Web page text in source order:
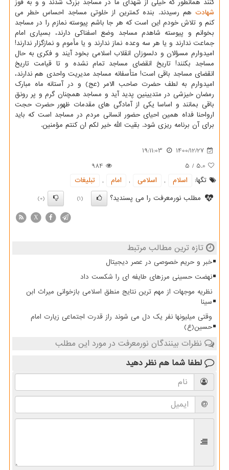
کنند همانطور که خیلی از شهدای ما در مساجد بزرگ شدند و و به فوز
شهادت هم رسیدند. بنده کمترین از خلوتی مساجد احساس خطر می
کنم و تلاش خودم این است که هر جا باشم پیوسته نمازم را در مساجد
بخوانم و پیوسته شاهدم مساجد وضع اسفناکی دارند، بسیاری امام
جماعت ندارند و یا هر سه وعده نماز ندارند و یا مأموم و نمازگزار ندارند!
امیدوارم مسؤلان و دلسوزان انقلاب اسلامی بخود آیند و فکری به حال
مساجد بکنند! تاریخ انقضای مساجد تمام نشده و تا قیامت تاریخ
انقضای مساجد باقی است! متأسفانه مساجد مدیریت واحدی هم ندارند،
امیدوارم به لطف حضرت صاحب الامر (عج) و در آستانه ماه مبارک
رمضان خیزشی در متدیینین پدید آید و مساجد همچنان گرم و پر رونق
باقی بمانند و اساسا یکی از آمادگی های مقدمات ظهور حضرت حجت
ارواحنا فداه همین احیای حضور انسانی مردم در مساجد است که باید
برای آن برنامه ریزی شود. بقیت الله خیر لکم ان کنتم مؤمنین.
1400/12/27
19:11:03
5.0
/
5
984
تگها:
اسلام , اسلامی , امام ,
تبلیغات
مطلب نورمعرفت را می پسندید؟
(1)
(0)
X
تازه ترین مطالب مرتبط
خبر و حریم خصوصی در عصر دیجیتال
نهضت حسینی مرزهای طایفه ای را شکست داد
نظریه موجهات از مهم ترین نتایج منطق اسلامی بازخوانی میراث ابن
سینا
وقتی میلیونها نفر یک دل می شوند راز قدرت اجتماعی زیارت امام
حسین(ع)
نظرات بینندگان نورمعرفت در مورد این مطلب
لطفا شما هم نظر دهید